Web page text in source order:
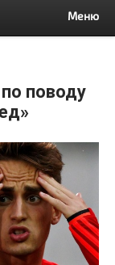
Меню
поводу